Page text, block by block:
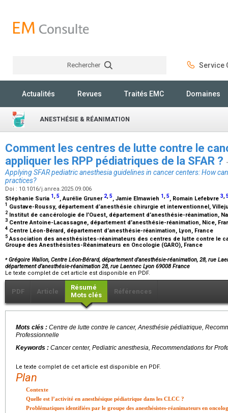
Rechercher Service
Actualités Revues Traités EMC Domaines
ANESTHÉSIE & RÉANIMATION
Comment les centres de lutte contre le
appliquer les RPP pédiatriques de la SFAR ?
Applying SFAR pediatric anesthesia guidelines in cancer centers: How
practices?
Doi : 10.1016/j.anrea.2025.09.006
Stéphanie Suria 1,5, Aurélie Gruner 2,5, Jamie Elmawieh 1,5, Romain Lefebvre 3,
1 Gustave-Roussy, département d’anesthésie chirurgie et interventionnel,
2 Institut de cancérologie de l’Ouest, département d’anesthésie-réanimation,
3 Centre Antoine-Lacassagne, département d’anesthésie-réanimation, Nice,
4 Centre Léon-Bérard, département d’anesthésie-réanimation, Lyon, France
5 Association des anesthésistes-réanimateurs des centres de lutte contre le
Groupe des Anesthésistes-Réanimateurs en Oncologie (GARO), France
⁎Grégoire Wallon, Centre Léon-Bérard, département d’anesthésie-réanimation, 28, rue
département d’anesthésie-réanimation 28, rue Laennec Lyon 69008 France
Le texte complet de cet article est disponible en PDF.
PDF Article
Résumé
Mots clés
Références
Mots clés : Centre de lutte contre le cancer, Anesthésie pédiatrique,
Professionnelle
Keywords : Cancer center, Pediatric anesthesia, Recommendations for
Le texte complet de cet article est disponible en PDF.
Plan
Contexte
Quelle est l’activité en anesthésique pédiatrique dans les CLCC ?
Problématiques identifiées par le groupe des anesthésistes-réanimateurs en